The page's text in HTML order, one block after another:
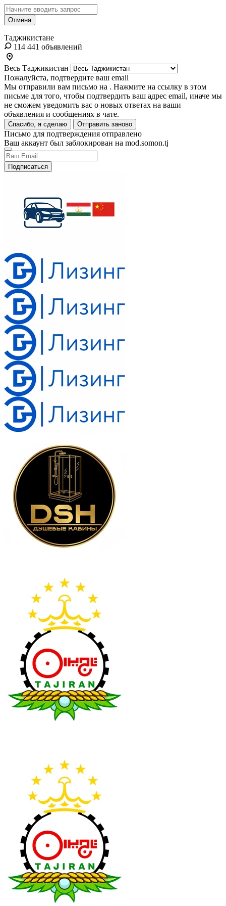
Отмена
Таджикистане
114 441 объявлений
Весь Таджикистан
Пожалуйста, подтвердите ваш email
Мы отправили вам письмо на . Нажмите на ссылку в этом
письме для того, чтобы подтвердить ваш адрес email, иначе мы
не сможем уведомить вас о новых ответах на ваши
объявления и сообщениях в чате.
Спасибо, я сделаю Отправить заново
Письмо для подтверждения отправлено
Ваш аккаунт был заблокирован на mod.somon.tj
Подписаться